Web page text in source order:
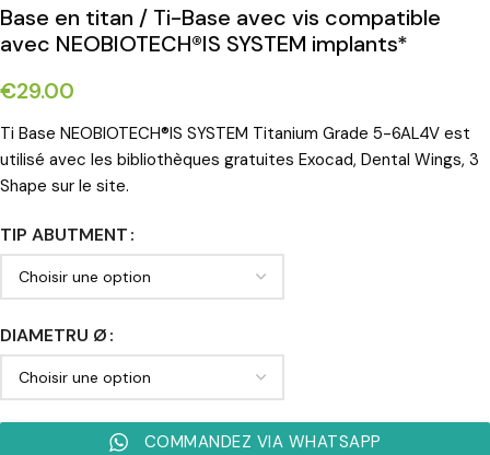
Base en titan / Ti-Base avec vis compatible
avec NEOBIOTECH®IS SYSTEM implants*
€29.00
Ti Base NEOBIOTECH®IS SYSTEM Titanium Grade 5-6AL4V est
utilisé avec les bibliothèques gratuites Exocad, Dental Wings, 3
Shape sur le site.
TIP ABUTMENT
DIAMETRU Ø
COMMANDEZ VIA WHATSAPP